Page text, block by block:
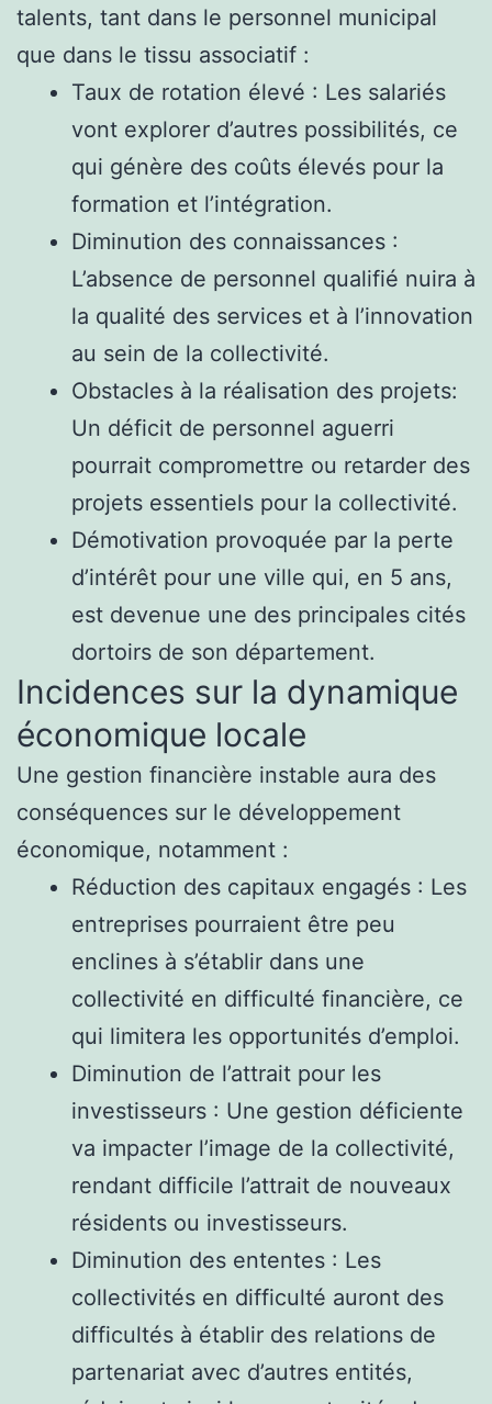
talents, tant dans le personnel municipal
que dans le tissu associatif :
Taux de rotation élevé : Les salariés
vont explorer d’autres possibilités, ce
qui génère des coûts élevés pour la
formation et l’intégration.
Diminution des connaissances :
L’absence de personnel qualifié nuira à
la qualité des services et à l’innovation
au sein de la collectivité.
Obstacles à la réalisation des projets:
Un déficit de personnel aguerri
pourrait compromettre ou retarder des
projets essentiels pour la collectivité.
Démotivation provoquée par la perte
d’intérêt pour une ville qui, en 5 ans,
est devenue une des principales cités
dortoirs de son département.
Incidences sur la dynamique
économique locale
Une gestion financière instable aura des
conséquences sur le développement
économique, notamment :
Réduction des capitaux engagés : Les
entreprises pourraient être peu
enclines à s’établir dans une
collectivité en difficulté financière, ce
qui limitera les opportunités d’emploi.
Diminution de l’attrait pour les
investisseurs : Une gestion déficiente
va impacter l’image de la collectivité,
rendant difficile l’attrait de nouveaux
résidents ou investisseurs.
Diminution des ententes : Les
collectivités en difficulté auront des
difficultés à établir des relations de
partenariat avec d’autres entités,